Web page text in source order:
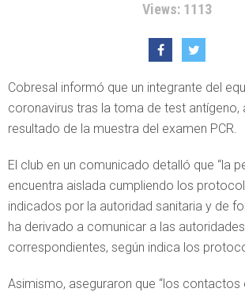
Views: 1113
Cobresal informó que un integrante del
coronavirus tras la toma de test antígeno,
resultado de la muestra del examen PCR.
El club en un comunicado detalló que “la
encuentra aislada cumpliendo los
indicados por la autoridad sanitaria y de
ha derivado a comunicar a las autoridades
correspondientes, según indica los
Asimismo, aseguraron que “los